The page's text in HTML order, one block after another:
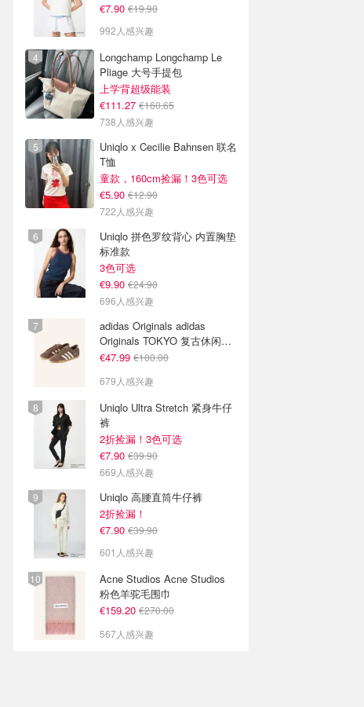
€7.90 €19.90
992人感兴趣
Longchamp Longchamp Le
Pliage 大号手提包
上学背超级能装
€111.27 €160.65
738人感兴趣
Uniqlo x Cecilie Bahnsen 联名
T恤
童款，160cm捡漏！3色可选
€5.90 €12.90
722人感兴趣
Uniqlo 拼色罗纹背心 内置胸垫
标准款
3色可选
€9.90 €24.90
696人感兴趣
adidas Originals adidas
Originals TOKYO 复古休闲鞋
深棕色
€47.99 €100.00
679人感兴趣
Uniqlo Ultra Stretch 紧身牛仔
裤
2折捡漏！3色可选
€7.90 €39.90
669人感兴趣
Uniqlo 高腰直筒牛仔裤
2折捡漏！
€7.90 €39.90
601人感兴趣
Acne Studios Acne Studios
粉色羊驼毛围巾
€159.20 €270.00
567人感兴趣